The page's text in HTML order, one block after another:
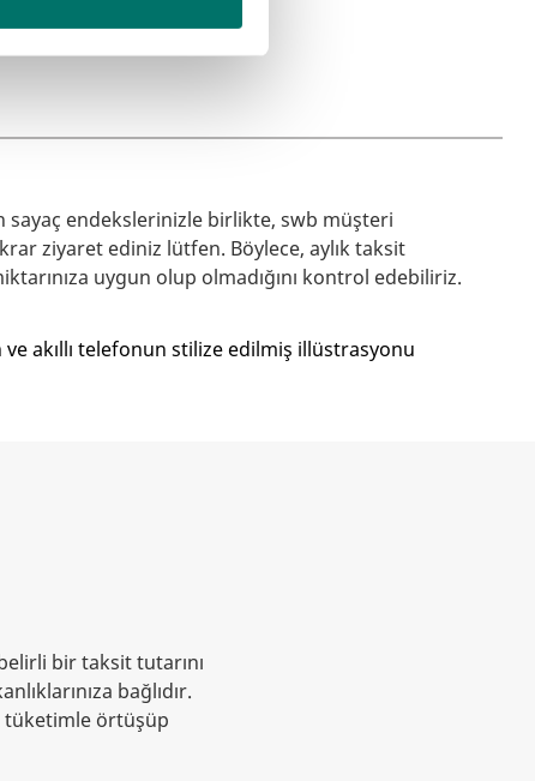
sayaç endekslerinizle birlikte, swb müşteri
ziyaret ediniz lütfen. Böylece, aylık taksit
uygun olup olmadığını kontrol edebiliriz.
bir taksit tutarını
bağlıdır.
tüketimle örtüşüp